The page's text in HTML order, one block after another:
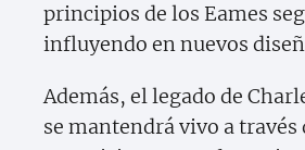
principios de los Eames
influyendo en nuevos
Además, el legado de
se mantendrá vivo a través